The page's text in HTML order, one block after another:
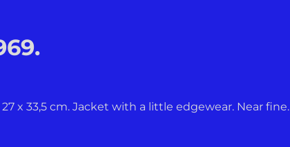
x 33,5 cm. Jacket with a little edgewear. Near fine.